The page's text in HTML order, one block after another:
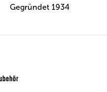
Gegründet 1934